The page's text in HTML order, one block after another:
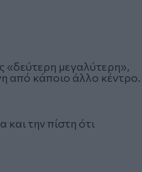
μεγαλύτερη»,
από κάποιο άλλο κέντρο.
και την πίστη ότι